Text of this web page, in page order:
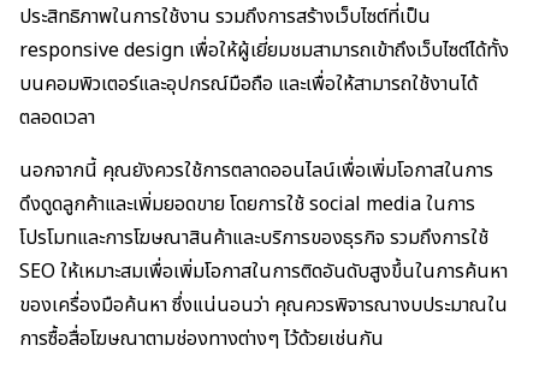
ประสิทธิภาพในการใช้งาน รวมถึงการสร้างเว็บไซต์ที่เป็น
responsive design เพื่อให้ผู้เยี่ยมชมสามารถเข้าถึงเว็บไซต์ได้ทั้ง
บนคอมพิวเตอร์และอุปกรณ์มือถือ และเพื่อให้สามารถใช้งานได้
ตลอดเวลา
นอกจากนี้ คุณยังควรใช้การตลาดออนไลน์เพื่อเพิ่มโอกาสในการ
ดึงดูดลูกค้าและเพิ่มยอดขาย โดยการใช้ social media ในการ
โปรโมทและการโฆษณาสินค้าและบริการของธุรกิจ รวมถึงการใช้
SEO ให้เหมาะสมเพื่อเพิ่มโอกาสในการติดอันดับสูงขึ้นในการค้นหา
ของเครื่องมือค้นหา ซึ่งแน่นอนว่า คุณควรพิจารณางบประมาณใน
การซื้อสื่อโฆษณาตามช่องทางต่างๆ ไว้ด้วยเช่นกัน